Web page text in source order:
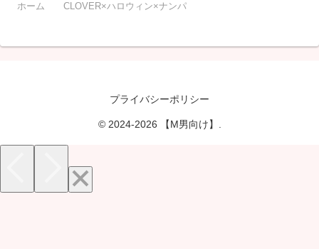
ホーム CLOVER×ハロウィン×ナンパ
プライバシーポリシー
© 2024-2026 【M男向け】.